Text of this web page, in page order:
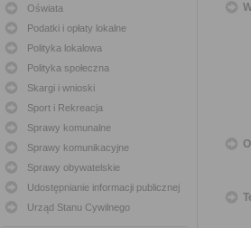
Oświata
Podatki i opłaty lokalne
Polityka lokalowa
Polityka społeczna
Skargi i wnioski
Sport i Rekreacja
Sprawy komunalne
Sprawy komunikacyjne
Sprawy obywatelskie
Udostępnianie informacji publicznej
Urząd Stanu Cywilnego